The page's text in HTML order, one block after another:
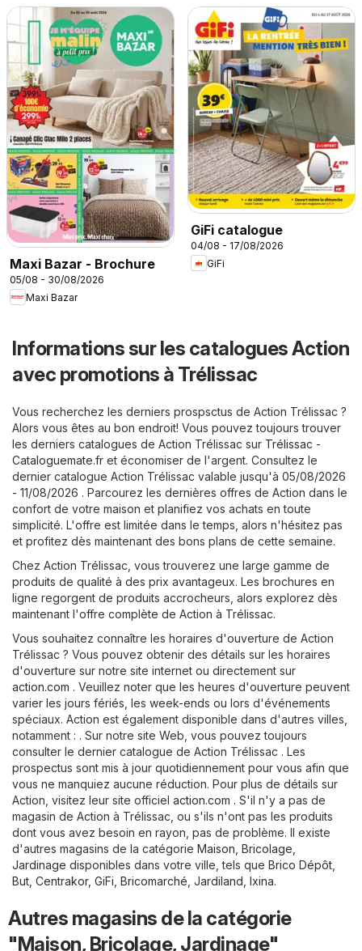
Maxi Bazar - Brochure
05/08 - 30/08/2026
Maxi Bazar
GiFi catalogue
04/08 - 17/08/2026
GiFi
Informations sur les catalogues Action
avec promotions à Trélissac
Vous recherchez les derniers prospsctus de Action Trélissac ?
Alors vous êtes au bon endroit! Vous pouvez toujours trouver
les derniers catalogues de Action Trélissac sur Trélissac -
Cataloguemate.fr et économiser de l'argent. Consultez le
dernier catalogue Action Trélissac valable jusqu'à 05/08/2026
- 11/08/2026 . Parcourez les dernières offres de Action dans le
confort de votre maison et planifiez vos achats en toute
simplicité. L'offre est limitée dans le temps, alors n'hésitez pas
et profitez dès maintenant des bons plans de cette semaine.
Chez Action Trélissac, vous trouverez une large gamme de
produits de qualité à des prix avantageux. Les brochures en
ligne regorgent de produits accrocheurs, alors explorez dès
maintenant l'offre complète de Action à Trélissac.
Vous souhaitez connaître les horaires d'ouverture de Action
Trélissac ? Vous pouvez obtenir des détails sur les horaires
d'ouverture sur notre site internet ou directement sur
action.com . Veuillez noter que les heures d'ouverture peuvent
varier les jours fériés, les week-ends ou lors d'événements
spéciaux. Action est également disponible dans d'autres villes,
notamment : . Sur notre site Web, vous pouvez toujours
consulter le dernier catalogue de Action Trélissac . Les
prospectus sont mis à jour quotidiennement pour vous afin que
vous ne manquiez aucune réduction. Pour plus de détails sur
Action, visitez leur site officiel action.com . S'il n'y a pas de
magasin de Action à Trélissac, ou s'ils n'ont pas les produits
dont vous avez besoin en rayon, pas de problème. Il existe
d'autres magasins de la catégorie Maison, Bricolage,
Jardinage disponibles dans votre ville, tels que Brico Dépôt
But Centrakor, GiFi Bricomarché Jardiland Ixina.
Autres magasins de la catégorie
"Maison, Bricolage, Jardinage"